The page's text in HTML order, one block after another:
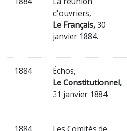
d'ouvriers,
Le Français,30
janvier 1884.
1884
Échos,
Le Constitutionnel,
31 janvier 1884.
1884
Les Comités de